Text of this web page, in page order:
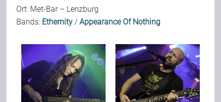
Backstage
Kontakt
Team
Ort: Met-Bar – Lenzburg
Bands: Ethernity /Appearance Of Nothing